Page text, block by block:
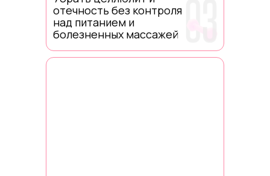
отечность без контроля
над питанием и
болезненных массажей